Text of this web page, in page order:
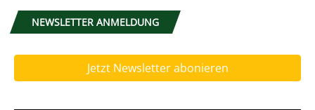
NEWSLETTER ANMELDUNG
Jetzt Newsletter abonieren